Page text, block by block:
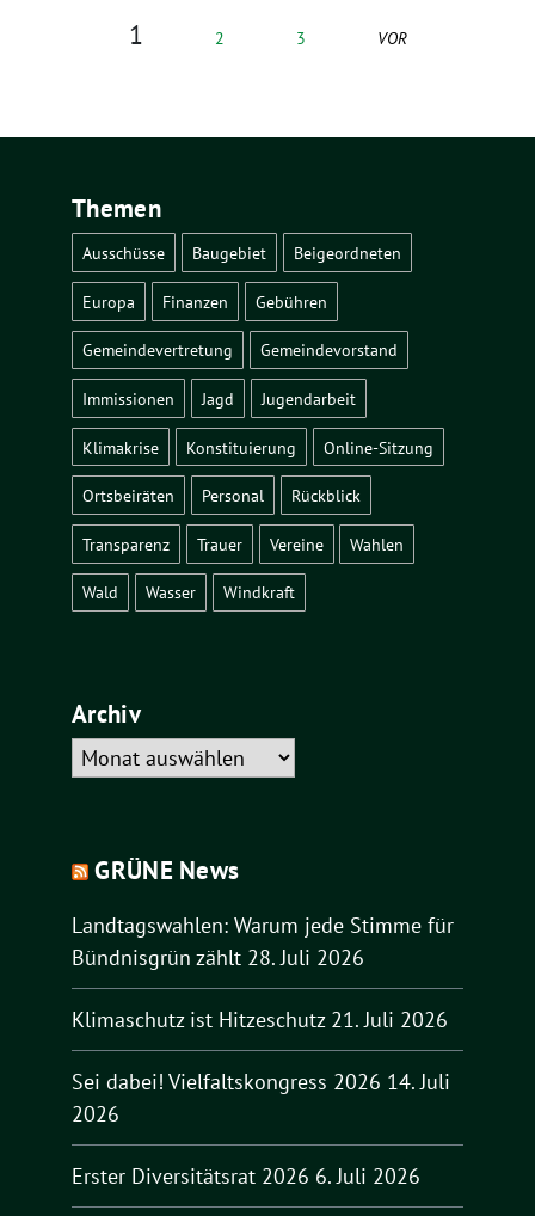
1 2 3 VOR
Themen
Ausschüsse Baugebiet Beigeordneten
Europa Finanzen Gebühren
Gemeindevertretung Gemeindevorstand
Immissionen Jagd Jugendarbeit
Klimakrise Konstituierung Online-Sitzung
Ortsbeiräten Personal Rückblick
Transparenz Trauer Vereine Wahlen
Wald Wasser Windkraft
Archiv
Archiv
GRÜNE News
Landtagswahlen: Warum jede Stimme für
Bündnisgrün zählt 28. Juli 2026
Klimaschutz ist Hitzeschutz 21. Juli 2026
Sei dabei! Vielfaltskongress 2026 14. Juli
2026
Erster Diversitätsrat 2026 6. Juli 2026